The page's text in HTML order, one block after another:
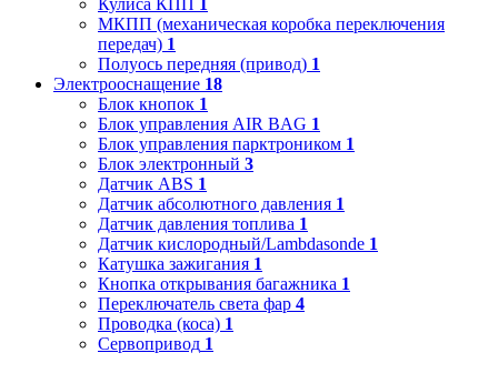
МКПП (механическая коробка переключения
передач) 1
Полуось передняя (привод) 1
Электрооснащение 18
Блок кнопок 1
Блок управления AIR BAG 1
Блок управления парктроником 1
Блок электронный 3
Датчик ABS 1
Датчик абсолютного давления 1
Датчик давления топлива 1
Датчик кислородный/Lambdasonde 1
Катушка зажигания 1
Кнопка открывания багажника 1
Переключатель света фар 4
Проводка (коса) 1
Сервопривод 1